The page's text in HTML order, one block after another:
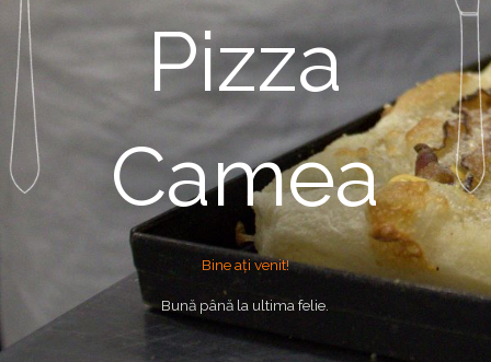
Pizza
Camea
Bine ați venit!
Bună până la ultima felie.